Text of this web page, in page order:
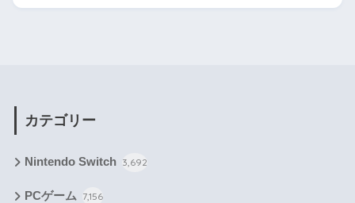
カテゴリー
Nintendo Switch 3,692
PCゲーム 7,156